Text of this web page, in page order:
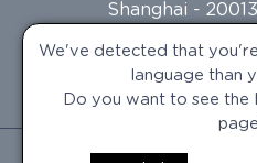
We've detected that
language than
Do you want to see the
Shanghai -
HIPERBARIC
T: +1 305-639-